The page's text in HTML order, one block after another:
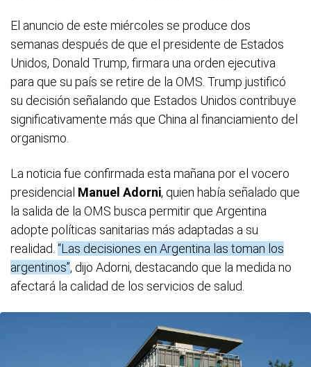
El anuncio de este miércoles se produce dos
semanas después de que el presidente de Estados
Unidos, Donald Trump, firmara una orden ejecutiva
para que su país se retire de la OMS. Trump justificó
su decisión señalando que Estados Unidos contribuye
significativamente más que China al financiamiento del
organismo.
La noticia fue confirmada esta mañana por el vocero
presidencial Manuel Adorni, quien había señalado que
la salida de la OMS busca permitir que Argentina
adopte políticas sanitarias más adaptadas a su
realidad. “Las decisiones en Argentina las toman los
argentinos”, dijo Adorni, destacando que la medida no
afectará la calidad de los servicios de salud.